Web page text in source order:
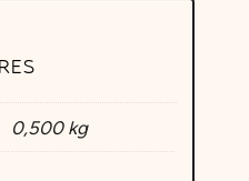
0,500 kg